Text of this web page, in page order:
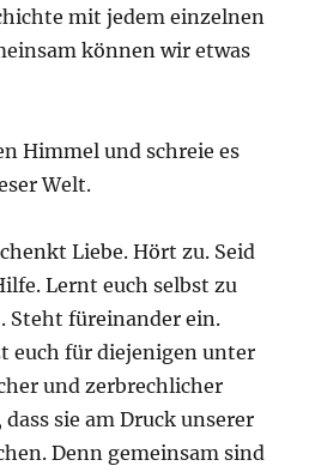
mit jedem einzelnen
können wir etwas
Himmel und schreie es
Welt.
Liebe. Hört zu. Seid
Lernt euch selbst zu
Steht füreinander ein.
euch für diejenigen unter
und zerbrechlicher
sie am Druck unserer
Denn gemeinsam sind